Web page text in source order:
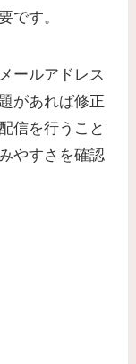
です。
ールアドレス
があれば修正
信を行うこと
やすさを確認